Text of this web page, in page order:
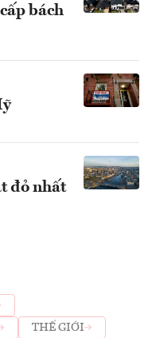
bách
đỏ nhất
THẾ GIỚI